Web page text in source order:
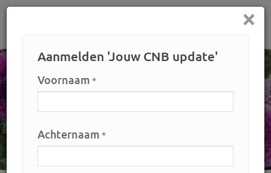
×
Aanmelden 'Jouw CNB update'
Voornaam *
Achternaam *